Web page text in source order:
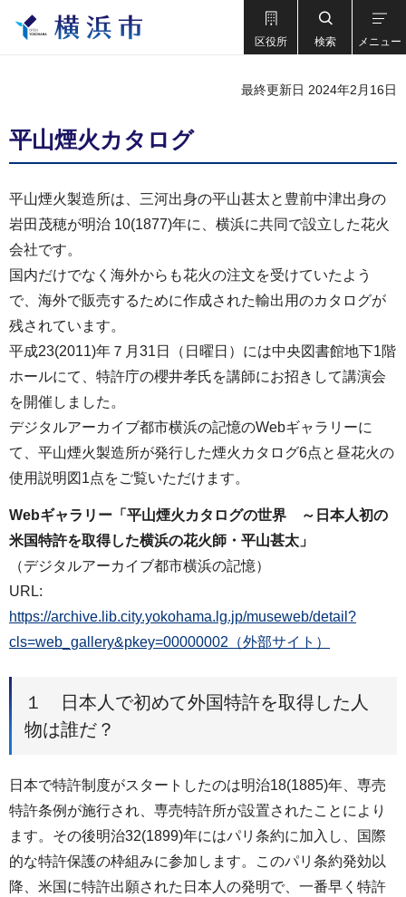
区役所 検索 メニュー
最終更新日 2024年2月16日
平山煙火カタログ
平山煙火製造所は、三河出身の平山甚太と豊前中津出身の
岩田茂穂が明治 10(1877)年に、横浜に共同で設立した花火
会社です。
国内だけでなく海外からも花火の注文を受けていたよう
で、海外で販売するために作成された輸出用のカタログが
残されています。
平成23(2011)年７月31日（日曜日）には中央図書館地下1階
ホールにて、特許庁の櫻井孝氏を講師にお招きして講演会
を開催しました。
デジタルアーカイブ都市横浜の記憶のWebギャラリーに
て、平山煙火製造所が発行した煙火カタログ6点と昼花火の
使用説明図1点をご覧いただけます。
Webギャラリー「平山煙火カタログの世界 ～日本人初の
米国特許を取得した横浜の花火師・平山甚太」
（デジタルアーカイブ都市横浜の記憶）
URL:
https://archive.lib.city.yokohama.lg.jp/museweb/detail?
cls=web_gallery&pkey=00000002（外部サイト）
１ 日本人で初めて外国特許を取得した人
物は誰だ？
日本で特許制度がスタートしたのは明治18(1885)年、専売
特許条例が施行され、専売特許所が設置されたことにより
ます。その後明治32(1899)年にはパリ条約に加入し、国際
的な特許保護の枠組みに参加します。このパリ条約発効以
降、米国に特許出願された日本人の発明で、一番早く特許